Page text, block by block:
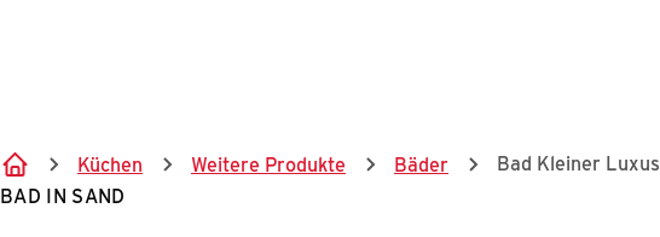
Küchen Weitere Produkte Bäder
Bad Kleiner Luxus
BAD IN SAND